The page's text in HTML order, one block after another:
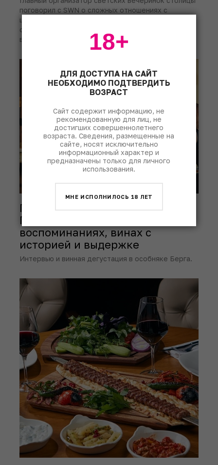
поговорил с SWN о сложных отношениях с
шампанским и любви к совиньону блан, а заодно
составил две винные карты для новогодних
вечеринок.
Посол Италии в России
Паскуале Терраччано – о
воспоминаниях, винах с
историей и выдержке
Интервью и винная дегустация в особняке Берга.
ДЛЯ ДОСТУПА НА САЙТ
НЕОБХОДИМО ПОДТВЕРДИТЬ
ВОЗРАСТ
Сайт содержит информацию, не
рекомендованную для лиц, не
достигших совершеннолетнего
возраста. Сведения, размещенные на
сайте, носят исключительно
информационный характер и
предназначены только для личного
использования.
МНЕ ИСПОЛНИЛОСЬ 18 ЛЕТ
18+